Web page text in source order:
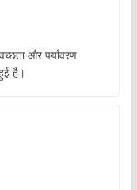
और पर्यावरण
है।